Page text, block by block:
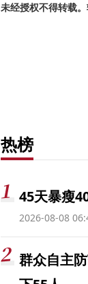
未经授权不得转载
热榜
45天暴瘦
2026-08-08
群众自主